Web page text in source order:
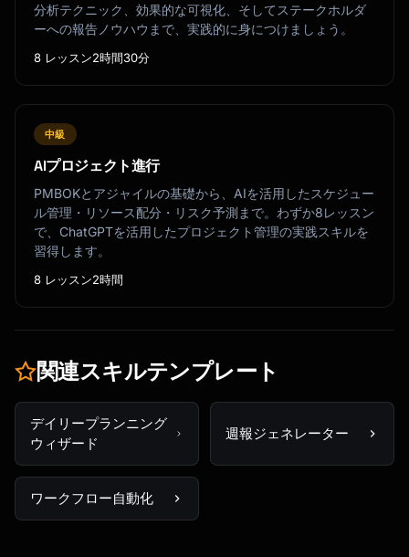
分析テクニック、効果的な可視化、そしてステークホルダ
ーへの報告ノウハウまで、実践的に身につけましょう。
8 レッスン2時間30分
中級
AIプロジェクト進行
PMBOKとアジャイルの基礎から、AIを活用したスケジュー
ル管理・リソース配分・リスク予測まで。わずか8レッスン
で、ChatGPTを活用したプロジェクト管理の実践スキルを
習得します。
8 レッスン2時間
関連スキルテンプレート
デイリープランニング
ウィザード
週報ジェネレーター
ワークフロー自動化